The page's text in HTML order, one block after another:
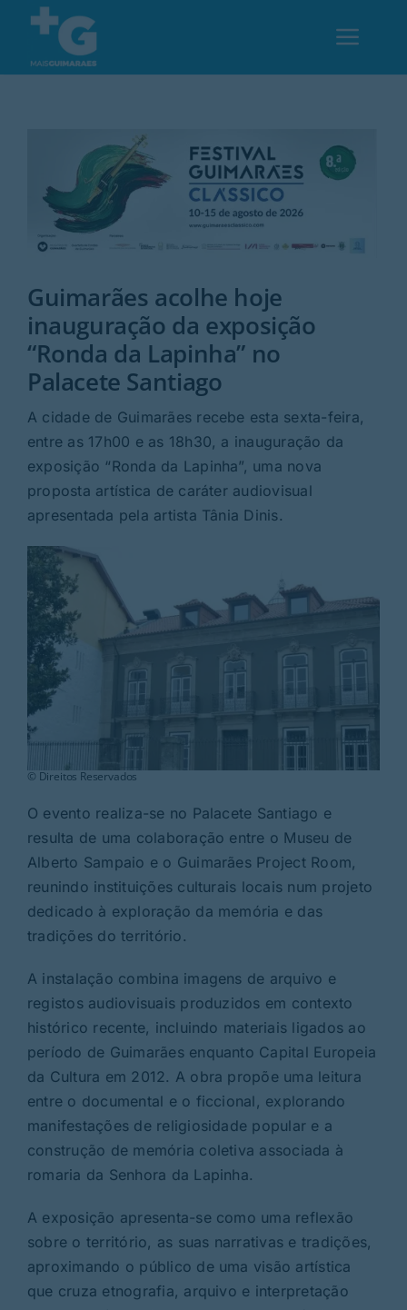
content
Desporto
Opinião
Região
Rubricas
Jornal
Search
For:
Guimarães acolhe hoje
inauguração da exposição
“Ronda da Lapinha” no
Palacete Santiago
A cidade de Guimarães recebe esta sexta-feira,
entre as 17h00 e as 18h30, a inauguração da
exposição “Ronda da Lapinha”, uma nova
proposta artística de caráter audiovisual
apresentada pela artista Tânia Dinis.
© Direitos Reservados
O evento realiza-se no Palacete Santiago e
resulta de uma colaboração entre o Museu de
Alberto Sampaio e o Guimarães Project Room,
reunindo instituições culturais locais num projeto
dedicado à exploração da memória e das
tradições do território.
A instalação combina imagens de arquivo e
registos audiovisuais produzidos em contexto
histórico recente, incluindo materiais ligados ao
período de Guimarães enquanto Capital Europeia
da Cultura em 2012. A obra propõe uma leitura
entre o documental e o ficcional, explorando
manifestações de religiosidade popular e a
construção de memória coletiva associada à
romaria da Senhora da Lapinha.
A exposição apresenta-se como uma reflexão
sobre o território, as suas narrativas e tradições,
aproximando o público de uma visão artística
que cruza etnografia, arquivo e interpretação